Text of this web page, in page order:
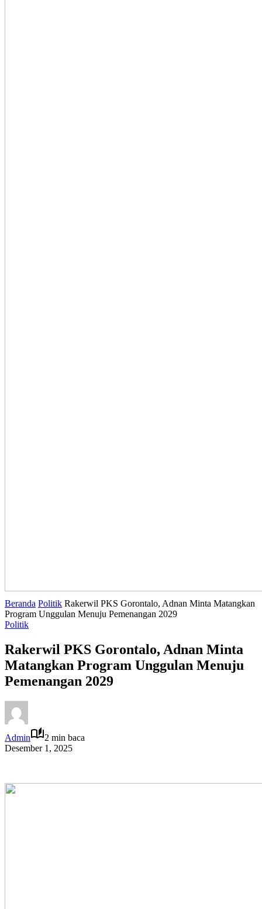
Beranda Politik Rakerwil PKS Gorontalo, Adnan Minta Matangkan
Program Unggulan Menuju Pemenangan 2029
Politik
Rakerwil PKS Gorontalo, Adnan Minta
Matangkan Program Unggulan Menuju
Pemenangan 2029
Admin
2 min baca
Desember 1, 2025